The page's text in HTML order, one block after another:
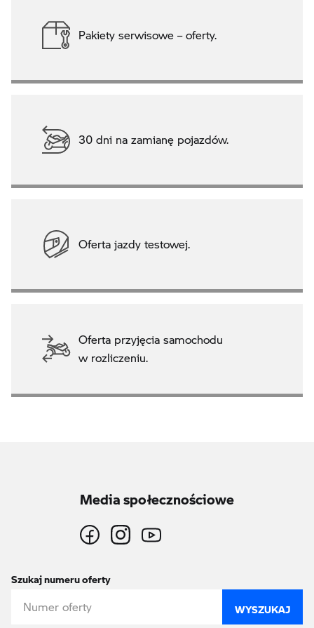
Pakiety serwisowe – oferty.
30 dni na zamianę pojazdów.
Oferta jazdy testowej.
Oferta przyjęcia samochodu
w rozliczeniu.
Media społecznościowe
Szukaj numeru oferty
WYSZUKAJ